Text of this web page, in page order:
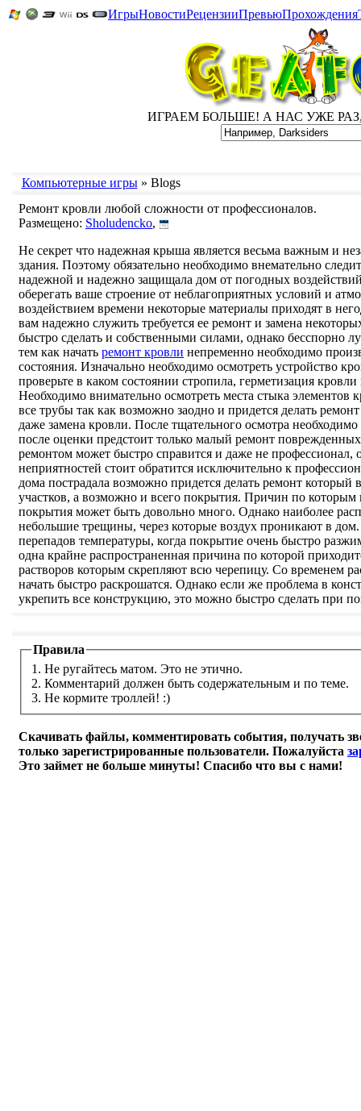
ИгрыНовостиРецензииПревьюПрохождения
ИГРАЕМ БОЛЬШЕ! А НАС УЖЕ РАЗ,
Компьютерные игры» Blogs
Ремонт кровли любой сложности от профессионалов.
Размещено: Sholudencko,
Не секрет что надежная крыша является весьма важным и
здания. Поэтому обязательно необходимо внемательно
надежной и надежно защищала дом от погодных
оберегать ваше строение от неблагоприятных условий и
воздействием времени некоторые материалы приходят в
вам надежно служить требуется ее ремонт и замена
быстро сделать и собственными силами, однако бесспорно
тем как начать ремонт кровли непременно необходимо
состояния. Изначально необходимо осмотреть устройство
проверьте в каком состоянии стропила, герметизация
Необходимо внимательно осмотреть места стыка элементов
все трубы так как возможно заодно и придется делать
даже замена кровли. После тщательного осмотра
после оценки предстоит только малый ремонт
ремонтом может быстро справится и даже не профессионал,
неприятностей стоит обратится исключительно к
дома пострадала возможно придется делать ремонт
участков, а возможно и всего покрытия. Причин по которым
покрытия может быть довольно много. Однако наиболее
небольшие трещины, через которые воздух проникают в
перепадов температуры, когда покрытие очень быстро
одна крайне распространенная причина по которой
растворов которым скрепляют всю черепицу. Со временем
начать быстро раскрошатся. Однако если же проблема в
укрепить все конструкцию, это можно быстро сделать при
Правила
1. Не ругайтесь матом. Это не этично.
2. Комментарий должен быть содержательным и по теме.
3. Не кормите троллей! :)
Скачивать файлы, комментировать события, получать
только зарегистрированные пользователи. Пожалуйста
Это займет не больше минуты! Спасибо что вы с нами!